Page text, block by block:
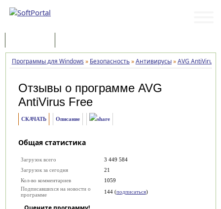
Программы для Windows » Безопасность»Антивирусы»AVG AntiVirus
Отзывы о программе AVG
AntiVirus Free
СКАЧАТЬ Описание
Общая статистика
Загрузок всего
3 449 584
Загрузок за сегодня
21
Кол-во комментариев
1059
Подписавшихся на новости о
программе
144 (подписаться)